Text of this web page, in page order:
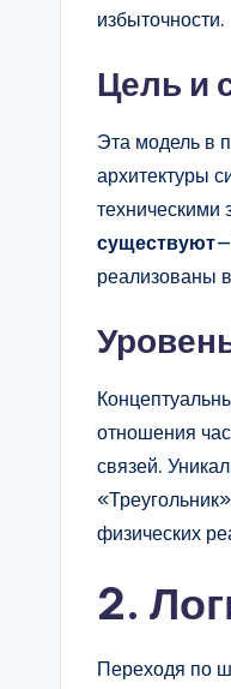
избыточности.
Цель и
Эта модель в
архитектуры
техническими
существуют
реализованы
отношения
связей.
физических
2.
Переходя по